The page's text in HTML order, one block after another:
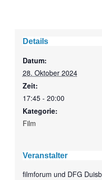
Details
Datum:
28. Oktober 2024
Zeit:
17:45 - 20:00
Kategorie:
Film
Veranstalter
filmforum und DFG